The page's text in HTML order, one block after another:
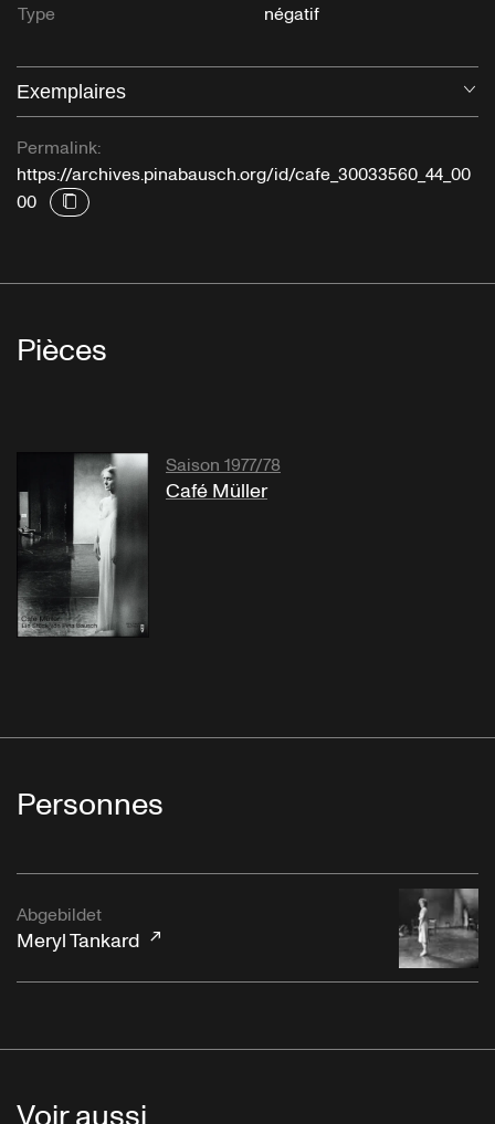
Type
négatif
Exemplaires
Permalink:
https://archives.pinabausch.org/id/cafe_30033560_44_00
00
Pièces
Saison 1977/78
Café Müller
Personnes
Abgebildet
Meryl Tankard